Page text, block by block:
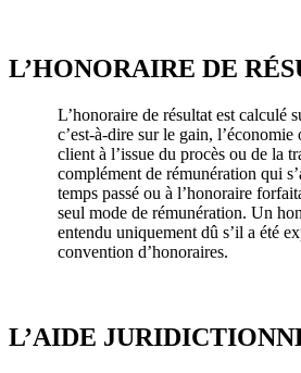
L’HONORAIRE DE
L’honoraire de résultat est calculé
c’est-à-dire sur le gain, l’économie
client à l’issue du procès ou de la
complément de rémunération qui
temps passé ou à l’honoraire
seul mode de rémunération. Un
entendu uniquement dû s’il a été
convention d’honoraires.
L’AIDE